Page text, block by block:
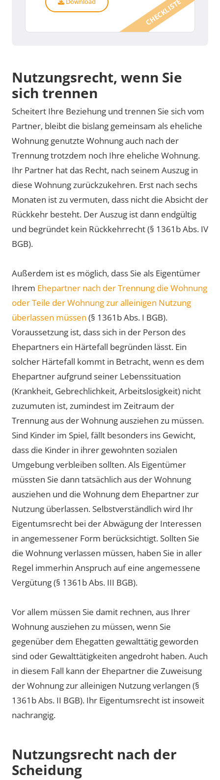
CHECKLISTE
Nutzungsrecht, wenn Sie
sich trennen
Scheitert Ihre Beziehung und trennen Sie sich vom
Partner, bleibt die bislang gemeinsam als eheliche
Wohnung genutzte Wohnung auch nach der
Trennung trotzdem noch Ihre eheliche Wohnung.
Ihr Partner hat das Recht, nach seinem Auszug in
diese Wohnung zurückzukehren. Erst nach sechs
Monaten ist zu vermuten, dass nicht die Absicht der
Rückkehr besteht. Der Auszug ist dann endgültig
und begründet kein Rückkehrrecht (§ 1361b Abs. IV
BGB).
Außerdem ist es möglich, dass Sie als Eigentümer
Ihrem Ehepartner nach der Trennung die Wohnung
oder Teile der Wohnung zur alleinigen Nutzung
überlassen müssen (§ 1361b Abs. I BGB).
Voraussetzung ist, dass sich in der Person des
Ehepartners ein Härtefall begründen lässt. Ein
solcher Härtefall kommt in Betracht, wenn es dem
Ehepartner aufgrund seiner Lebenssituation
(Krankheit, Gebrechlichkeit, Arbeitslosigkeit) nicht
zuzumuten ist, zumindest im Zeitraum der
Trennung aus der Wohnung ausziehen zu müssen.
Sind Kinder im Spiel, fällt besonders ins Gewicht,
dass die Kinder in ihrer gewohnten sozialen
Umgebung verbleiben sollten. Als Eigentümer
müssten Sie dann tatsächlich aus der Wohnung
ausziehen und die Wohnung dem Ehepartner zur
Nutzung überlassen. Selbstverständlich wird Ihr
Eigentumsrecht bei der Abwägung der Interessen
in angemessener Form berücksichtigt. Sollten Sie
die Wohnung verlassen müssen, haben Sie in aller
Regel immerhin Anspruch auf eine angemessene
Vergütung (§ 1361b Abs. III BGB).
Vor allem müssen Sie damit rechnen, aus Ihrer
Wohnung ausziehen zu müssen, wenn Sie
gegenüber dem Ehegatten gewalttätig geworden
sind oder Gewalttätigkeiten angedroht haben. Auch
in diesem Fall kann der Ehepartner die Zuweisung
der Wohnung zur alleinigen Nutzung verlangen (§
1361b Abs. II BGB). Ihr Eigentumsrecht ist insoweit
nachrangig.
Nutzungsrecht nach der
Scheidung